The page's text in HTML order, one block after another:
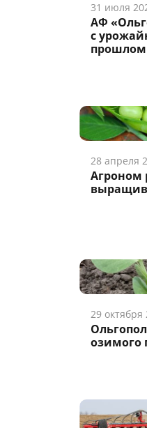
31 июля
АФ
с
прошлом
28 апреля
Агроном
29 октября
озимого